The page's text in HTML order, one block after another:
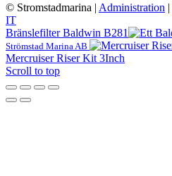
© Stromstadmarina | Administration |
IT
Bränslefilter Baldwin B281
Strömstad Marina AB
Mercruiser Riser Kit 3Inch
Scroll to top